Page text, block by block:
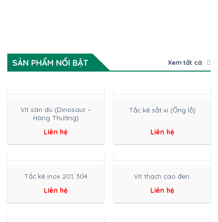
SẢN PHẨM NỔI BẬT Xem tất cả
Vít sàn dù (Dinosaur –
Hàng Thường)
Liên hệ
Tắc kê sắt xi (Ống lỗ)
Liên hệ
Tắc kê inox 201, 304
Liên hệ
Vít thạch cao đen.
Liên hệ